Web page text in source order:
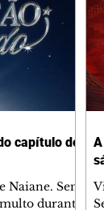
capítulo de
Sem
durante